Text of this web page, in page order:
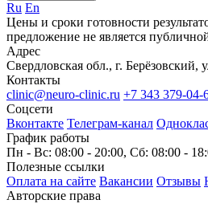
Ru En
Цены и сроки готовности
предложение не является
Адрес
Свердловская обл., г. Берёзовский,
Контакты
clinic@neuro-clinic.ru +7 343 379-04-
Соцсети
Вконтакте Телеграм-канал
График работы
Пн - Вс: 08:00 - 20:00, Сб: 08:00 -
Полезные ссылки
Оплата на сайте Вакансии Отзывы
Авторские права